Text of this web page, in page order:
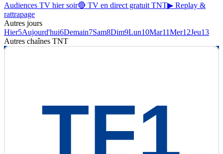
Audiences TV hier soir🔴 TV en direct gratuit TNT▶ Replay &
rattrapage
Autres jours
Hier5Aujourd'hui6Demain7Sam8Dim9Lun10Mar11Mer12Jeu13
Autres chaînes TNT